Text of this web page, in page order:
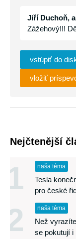
Jiří Duchoň,
Zážehový!!!
vstúpiť do
vložiť
Nejčtenější
1 naša téma
Tesla
pro české
2 naša téma
Než
se pokutují i